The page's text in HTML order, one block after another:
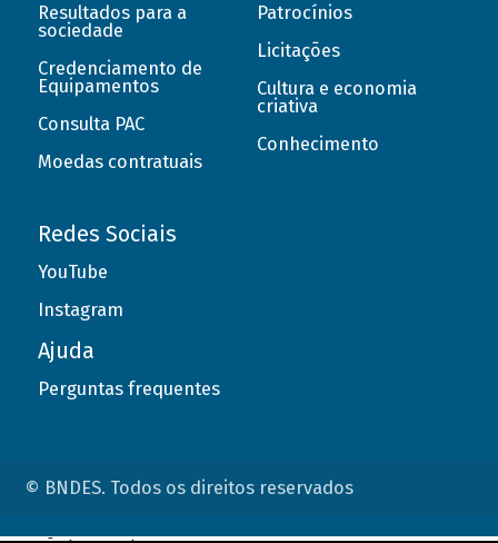
Resultados para a
sociedade
Credenciamento de
Equipamentos
Consulta PAC
Moedas contratuais
Patrocínios
Licitações
Cultura e economia
criativa
Conhecimento
Redes Sociais
YouTube
Instagram
Ajuda
Perguntas frequentes
© BNDES. Todos os direitos reservados